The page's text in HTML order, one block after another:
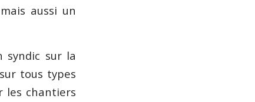
aussi un
syndic sur la
tous types
les chantiers